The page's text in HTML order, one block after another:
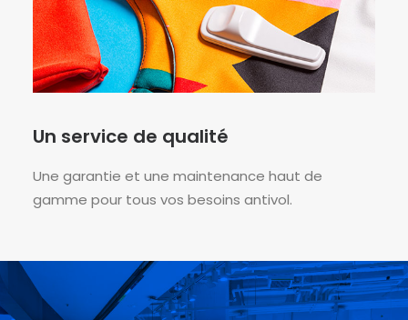
Un service de qualité
Une garantie et une maintenance haut de
gamme pour tous vos besoins antivol.